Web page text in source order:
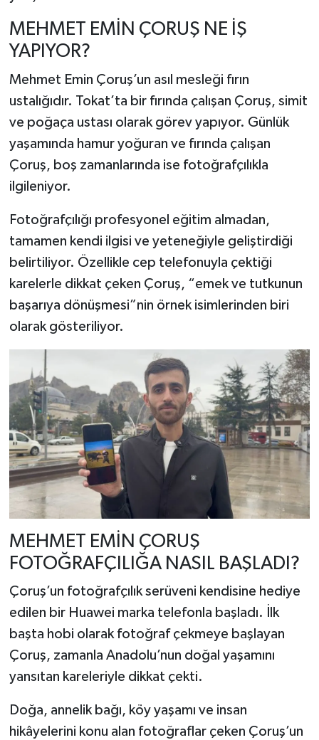
MEHMET EMİN ÇORUŞ NE İŞ
YAPIYOR?
Mehmet Emin Çoruş’un asıl mesleği fırın
ustalığıdır. Tokat’ta bir fırında çalışan Çoruş, simit
ve poğaça ustası olarak görev yapıyor. Günlük
yaşamında hamur yoğuran ve fırında çalışan
Çoruş, boş zamanlarında ise fotoğrafçılıkla
ilgileniyor.
Fotoğrafçılığı profesyonel eğitim almadan,
tamamen kendi ilgisi ve yeteneğiyle geliştirdiği
belirtiliyor. Özellikle cep telefonuyla çektiği
karelerle dikkat çeken Çoruş, “emek ve tutkunun
başarıya dönüşmesi”nin örnek isimlerinden biri
olarak gösteriliyor.
MEHMET EMİN ÇORUŞ
FOTOĞRAFÇILIĞA NASIL BAŞLADI?
Çoruş’un fotoğrafçılık serüveni kendisine hediye
edilen bir Huawei marka telefonla başladı. İlk
başta hobi olarak fotoğraf çekmeye başlayan
Çoruş, zamanla Anadolu’nun doğal yaşamını
yansıtan kareleriyle dikkat çekti.
Doğa, annelik bağı, köy yaşamı ve insan
hikâyelerini konu alan fotoğraflar çeken Çoruş’un